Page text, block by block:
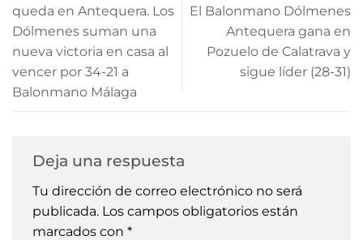
queda en Antequera. Los
Dólmenes suman una
nueva victoria en casa al
vencer por 34-21 a
Balonmano Málaga
El Balonmano Dólmenes
Antequera gana en
Pozuelo de Calatrava y
sigue líder (28-31)
Deja una respuesta
Tu dirección de correo electrónico no será
publicada. Los campos obligatorios están
marcados con *